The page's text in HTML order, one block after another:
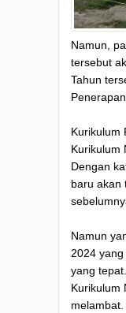
Namun,
tersebut
Tahun
Kurikulum
Kurikulum
Dengan
baru akan
Namun
2024
yang
Kurikulum
melambat.